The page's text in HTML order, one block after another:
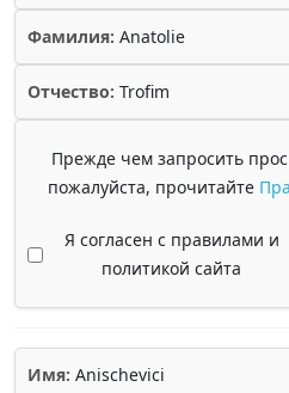
Фамилия: Anatolie
Отчество: Trofim
Прежде чем запросить
пожалуйста, прочитайте
Я согласен с правилами и
политикой сайта
Имя: Anischevici